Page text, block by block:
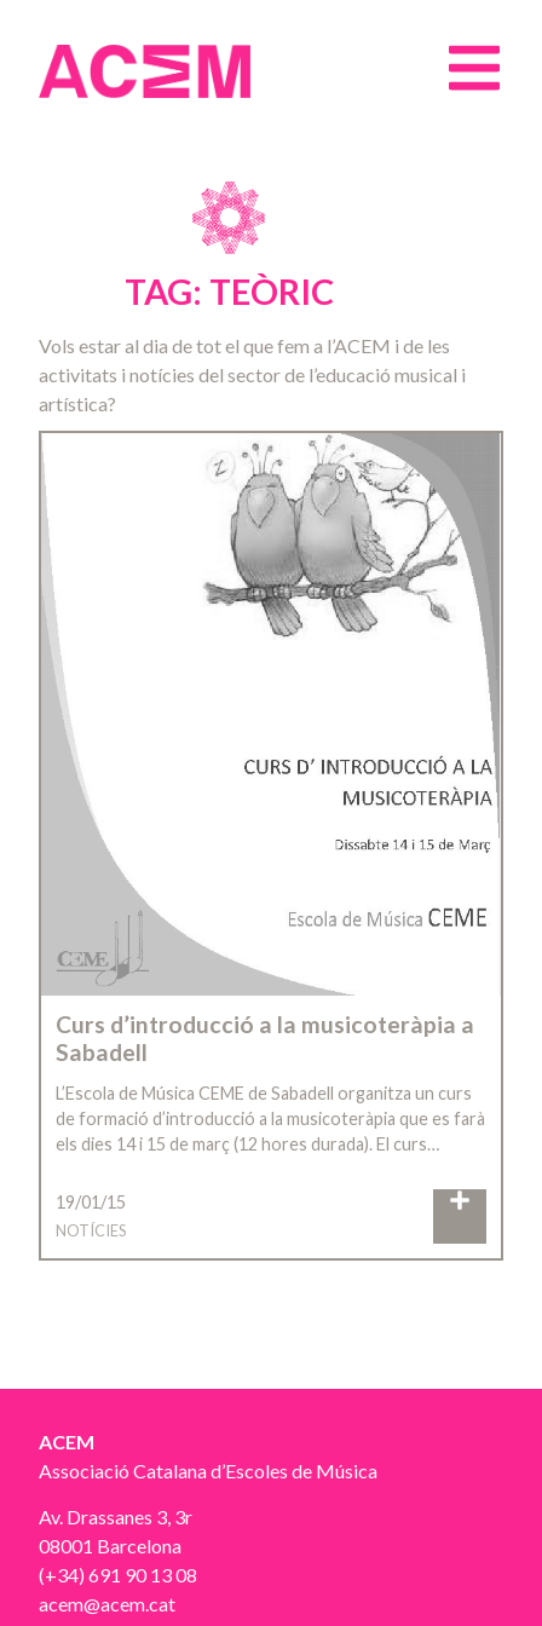
TAG: TEÒRIC
Vols estar al dia de tot el que fem a l’ACEM i de les
activitats i notícies del sector de l’educació musical i
artística?
Curs d’introducció a la musicoteràpia a
Sabadell
L’Escola de Música CEME de Sabadell organitza un curs
de formació d’introducció a la musicoteràpia que es farà
els dies 14 i 15 de març (12 hores durada). El curs…
19/01/15
NOTÍCIES
ACEM
Associació Catalana d’Escoles de Música
Av. Drassanes 3, 3r
08001 Barcelona
(+34) 691 90 13 08
acem@acem.cat